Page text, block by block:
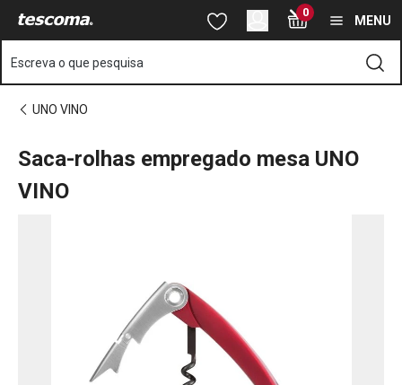
Está na página Saca-rolhas empregado mesa UNO VINO
Saltar para o conteúdo principal
Saltar para a pesquisa
Saltar para a navegação 0
MENU
Escreva o que pesquisa
UNO VINO
Saca-rolhas empregado mesa UNO
VINO